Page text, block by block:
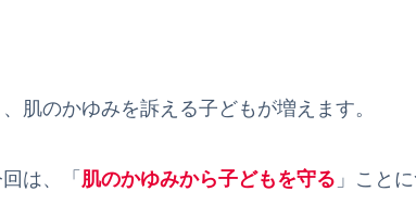
肌のかゆみを訴える子どもが増えます。
は、「 肌のかゆみから子どもを守る 」こと